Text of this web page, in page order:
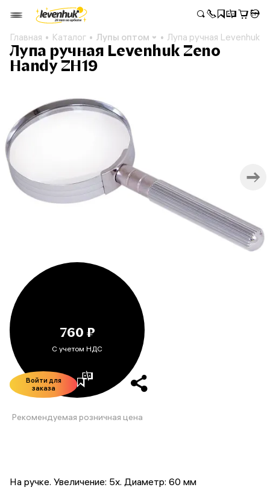
Главная Каталог Лупы оптом Лупа ручная Levenhuk
Лупа ручная Levenhuk Zeno
Handy ZH19
760 ₽
С учетом НДС
Войти для
заказа
Рекомендуемая розничная цена
На ручке. Увеличение: 5х. Диаметр: 60 мм